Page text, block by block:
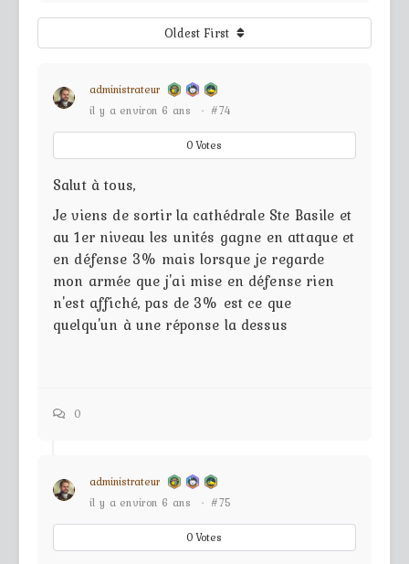
Oldest First
administrateur
il y a environ 6 ans
· #74
0Votes
Salut à tous,
Je viens de sortir la cathédrale Ste Basile et
au 1er niveau les unités gagne en attaque et
en défense 3% mais lorsque je regarde
mon armée que j'ai mise en défense rien
n'est affiché, pas de 3% est ce que
quelqu'un à une réponse la dessus
0
administrateur
il y a environ 6 ans
· #75
0Votes